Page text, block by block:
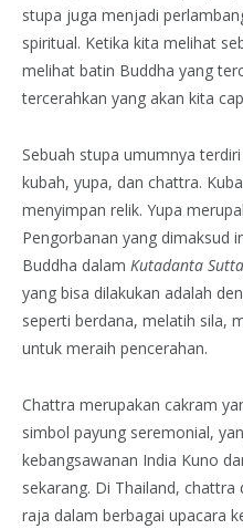
stupa juga menjadi
spiritual. Ketika kita melihat
melihat batin Buddha yang
tercerahkan yang akan kita
Sebuah stupa umumnya
kubah, yupa, dan chattra.
menyimpan relik. Yupa
Pengorbanan yang dimaksud
Buddha dalam Kutadanta
yang bisa dilakukan adalah
seperti berdana, melatih sila,
untuk meraih pencerahan.
Chattra merupakan cakram
simbol payung seremonial,
kebangsawanan India Kuno
sekarang. Di Thailand,
raja dalam berbagai upacara